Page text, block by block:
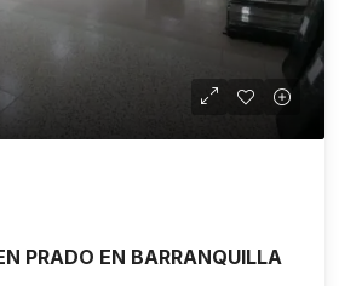
PRADO EN BARRANQUILLA